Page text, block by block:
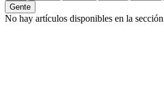
Gente
No hay artículos disponibles en la sección